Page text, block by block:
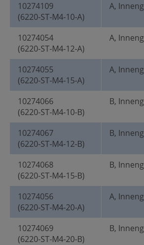
10274109
(6220-ST-M4-10-A)
A,
10274054
(6220-ST-M4-12-A)
A,
10274055
(6220-ST-M4-15-A)
A,
10274066
(6220-ST-M4-10-B)
B,
10274067
(6220-ST-M4-12-B)
B,
10274068
(6220-ST-M4-15-B)
B,
10274056
(6220-ST-M4-20-A)
A,
10274069
(6220-ST-M4-20-B)
B,